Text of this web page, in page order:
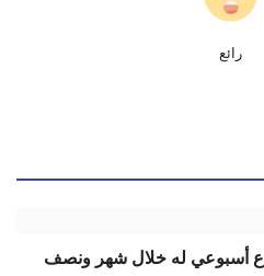
رائع
أسبوعي له خلال شهر ونصف